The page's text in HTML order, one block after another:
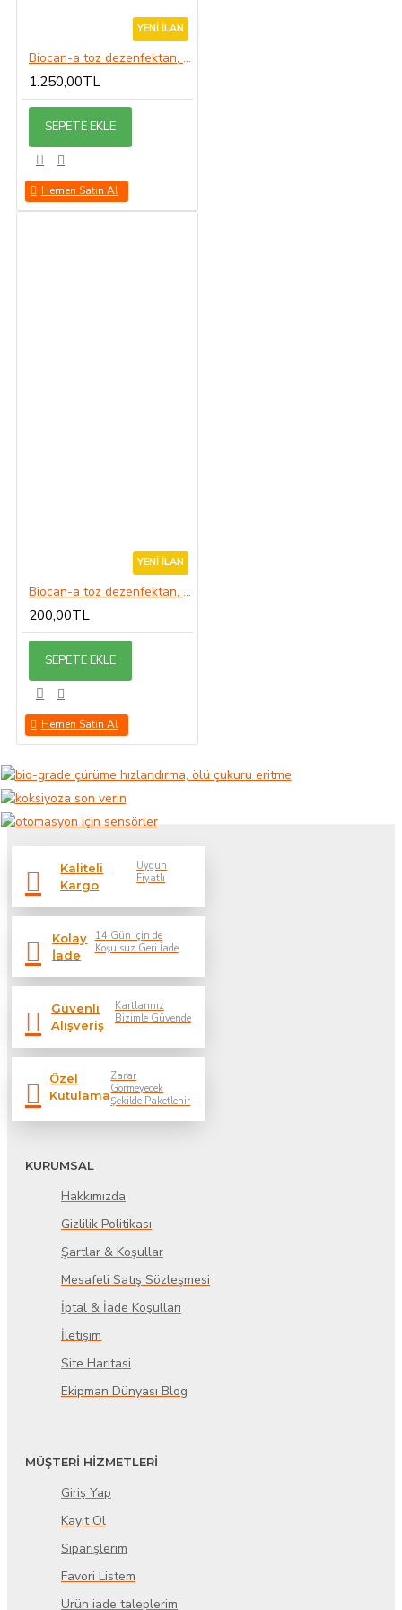
YENI İLAN
Biocan-a toz dezenfektan, bakterisit, virüsit, fungusit 1Kg
1.250,00TL
SEPETE EKLE
Hemen Satın Al
YENI İLAN
Biocan-a toz dezenfektan, bakterisit, virüsit, fungusit 50gr
200,00TL
SEPETE EKLE
Hemen Satın Al
Kaliteli
Kargo
Uygun
Fiyatlı
Kolay
İade
14 Gün İçin de
Koşulsuz Geri İade
Güvenli
Alışveriş
Kartlarınız
Bizimle Güvende
Özel
Kutulama
Zarar
Görmeyecek
Şekilde Paketlenir
KURUMSAL
Hakkımızda
Gizlilik Politikası
Şartlar & Koşullar
Mesafeli Satış Sözleşmesi
İptal & İade Koşulları
İletişim
Site Haritasi
Ekipman Dünyası Blog
MÜŞTERİ HİZMETLERİ
Giriş Yap
Kayıt Ol
Siparişlerim
Favori Listem
Ürün iade taleplerim